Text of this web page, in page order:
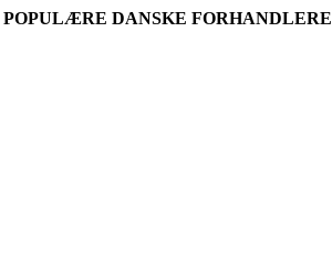
DANSKE FORHANDLERE